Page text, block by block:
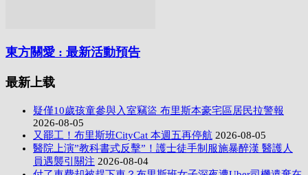
東方關愛 : 最新活動預告
最新上载
疑僅10歲孩童參與入室竊盜 布里斯本豪宅區居民拉警報
2026-08-05
又罷工！布里斯班CityCat 本週五再停航 2026-08-05
醫院上演”教科書式反擊”！護士徒手制服施暴醉漢 醫護人
員遇襲引關注 2026-08-04